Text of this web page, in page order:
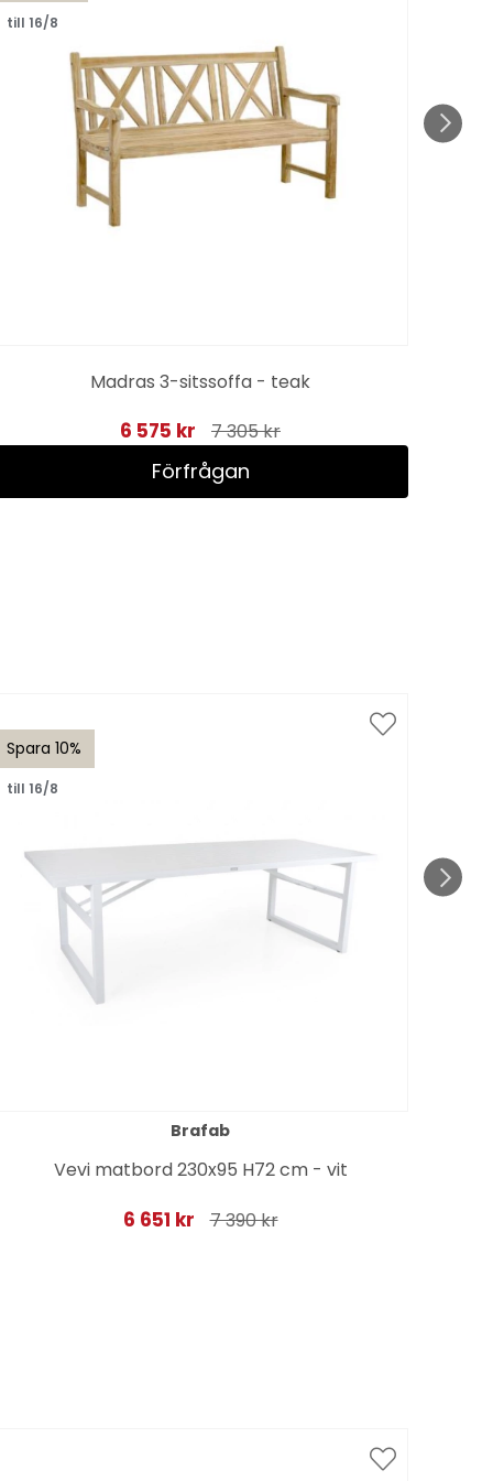
till 16/8
Madras 3-sitssoffa - teak
6 575 kr 7 305 kr
Förfrågan
Spara 10%
till 16/8
Brafab
Vevi matbord 230x95 H72 cm - vit
6 651 kr 7 390 kr